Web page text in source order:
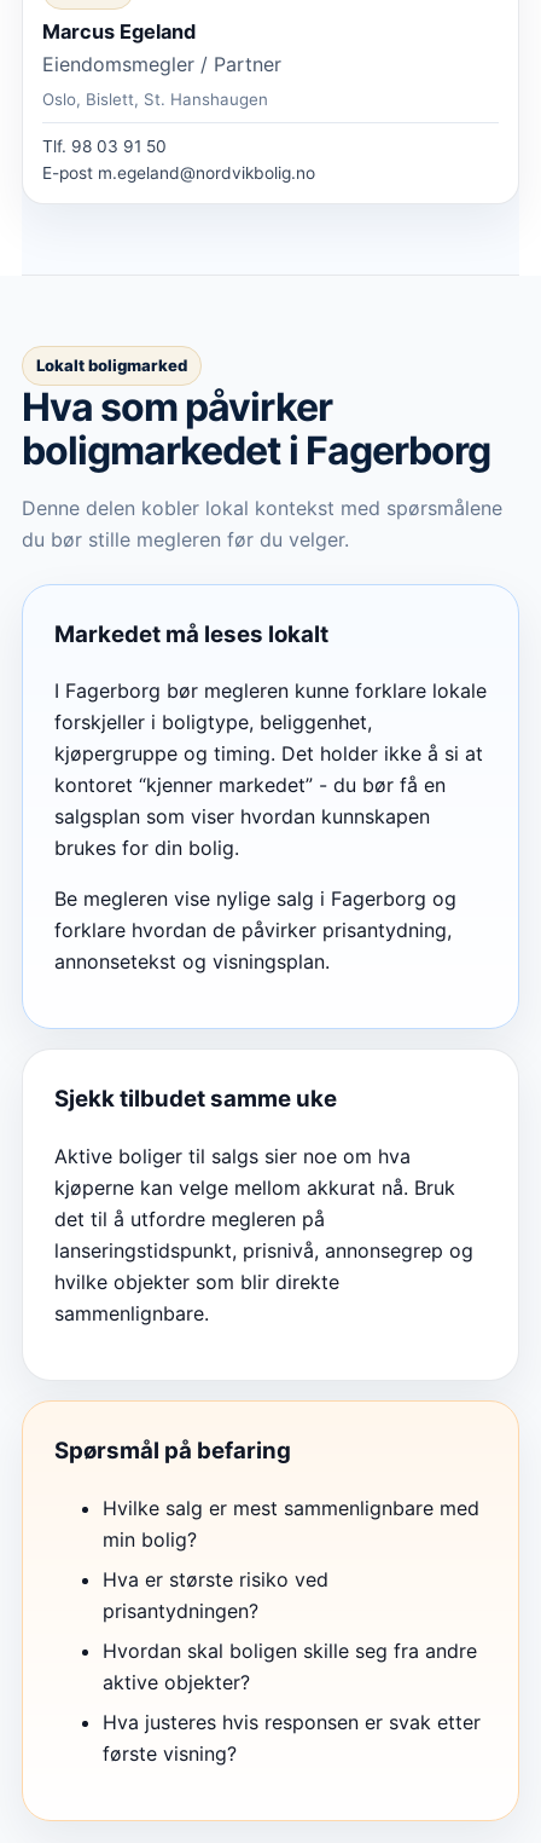
Marcus Egeland
Eiendomsmegler / Partner
Oslo, Bislett, St. Hanshaugen
Tlf. 98 03 91 50
E-post m.egeland@nordvikbolig.no
Lokalt boligmarked
Hva som påvirker
boligmarkedeti Fagerborg
Denne delen kobler lokal kontekst med spørsmålene
du bør stille megleren før du velger.
Markedet må leses lokalt
I Fagerborg bør megleren kunne forklare lokale
forskjeller i boligtype, beliggenhet,
kjøpergruppe og timing. Det holder ikke å si at
kontoret “kjenner markedet” - du bør få en
salgsplan som viser hvordan kunnskapen
brukes for din bolig.
Be megleren vise nylige salg i Fagerborg og
forklare hvordan de påvirker prisantydning,
annonsetekst og visningsplan.
Sjekk tilbudet samme uke
Aktive boliger til salgs sier noe om hva
kjøperne kan velge mellom akkurat nå. Bruk
det til å utfordre megleren på
lanseringstidspunkt, prisnivå, annonsegrep og
hvilke objekter som blir direkte
sammenlignbare.
Spørsmål på befaring
Hvilke salg er mest sammenlignbare med
min bolig?
Hva er største risiko ved
prisantydningen?
Hvordan skal boligen skille seg fra andre
aktive objekter?
Hva justeres hvis responsen er svak etter
første visning?